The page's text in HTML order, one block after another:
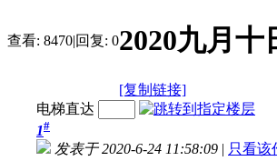
查看: 8470|回复: 02020九月
[复制链接]
电梯直达
1#
发表于 2020-6-24 11:58:09 | 只看该